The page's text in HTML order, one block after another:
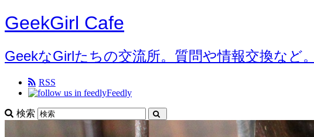
GeekGirl Cafe
GeekなGirlたちの交流所。質問や情報交換など。
RSS
Feedly
検索